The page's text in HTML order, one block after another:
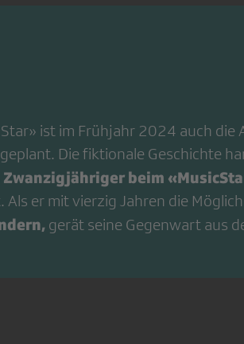
ist im Frühjahr 2024 auch die
geplant. Die fiktionale Geschichte
Zwanzigjähriger beim
er mit vierzig Jahren die
gerät seine Gegenwart aus